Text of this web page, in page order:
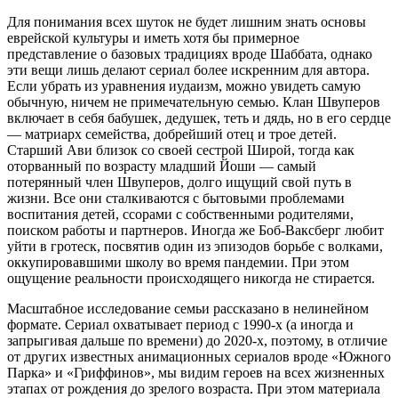
Для понимания всех шуток не будет лишним знать основы
еврейской культуры и иметь хотя бы примерное
представление о базовых традициях вроде Шаббата, однако
эти вещи лишь делают сериал более искренним для автора.
Если убрать из уравнения иудаизм, можно увидеть самую
обычную, ничем не примечательную семью. Клан Швуперов
включает в себя бабушек, дедушек, теть и дядь, но в его сердце
— матриарх семейства, добрейший отец и трое детей.
Старший Ави близок со своей сестрой Широй, тогда как
оторванный по возрасту младший Йоши — самый
потерянный член Швуперов, долго ищущий свой путь в
жизни. Все они сталкиваются с бытовыми проблемами
воспитания детей, ссорами с собственными родителями,
поиском работы и партнеров. Иногда же Боб-Ваксберг любит
уйти в гротеск, посвятив один из эпизодов борьбе с волками,
оккупировавшими школу во время пандемии. При этом
ощущение реальности происходящего никогда не стирается.
Масштабное исследование семьи рассказано в нелинейном
формате. Сериал охватывает период с 1990-х (а иногда и
запрыгивая дальше по времени) до 2020-х, поэтому, в отличие
от других известных анимационных сериалов вроде «Южного
Парка» и «Гриффинов», мы видим героев на всех жизненных
этапах от рождения до зрелого возраста. При этом материала